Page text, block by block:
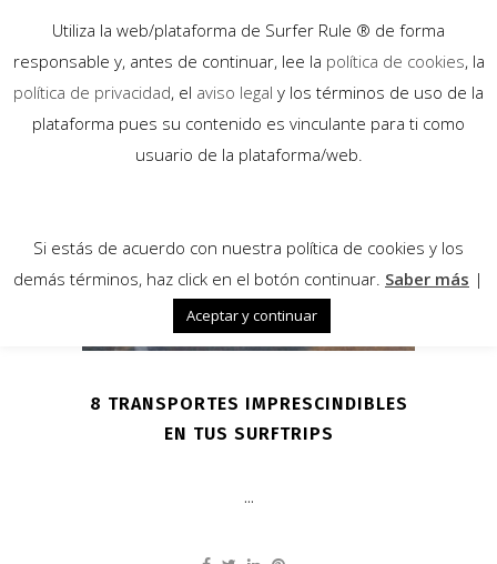
10
8 TRANSPORTES IMPRESCINDIBLES
EN TUS SURFTRIPS
...
Utiliza la web/plataforma de Surfer Rule ® de forma
responsable y, antes de continuar, lee la política de cookies, la
política de privacidad, el aviso legal y los términos de uso de la
plataforma pues su contenido es vinculante para ti como
usuario de la plataforma/web.
Si estás de acuerdo con nuestra política de cookies y los
demás términos, haz click en el botón continuar. Saber más |
Aceptar y continuar